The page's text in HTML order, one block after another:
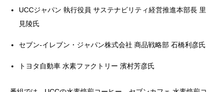
UCCジャパン 執行役員 サステナビリティ経営推進本部長 里
見陵氏
セブン-イレブン・ジャパン株式会社 商品戦略部 石橋利彦氏
トヨタ自動車 水素ファクトリー 濱村芳彦氏